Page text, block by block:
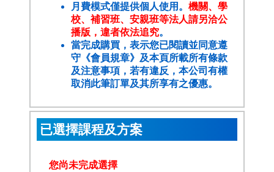
月費模式僅提供個人使用。機關、學
校、補習班、安親班等法人請另洽公
播版，違者依法追究。
當完成購買，表示您已閱讀並同意遵
守 《會員規章》 及本頁所載所有條款
及注意事項，若有違反，本公司有權
取消此筆訂單及其所享有之優惠。
已選擇課程及方案
您尚未完成選擇